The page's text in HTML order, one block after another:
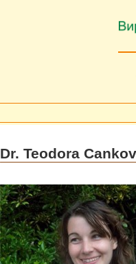
Dr. Teodora